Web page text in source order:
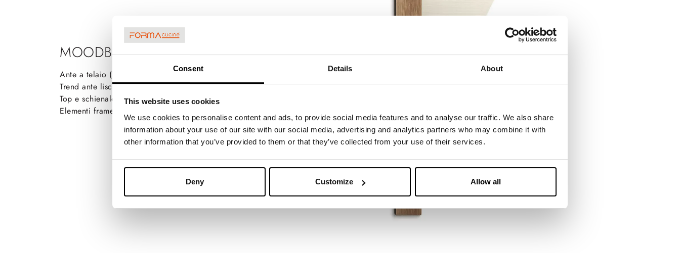
Consent Details About
This website uses cookies
We use cookies to personalise content and ads, to provide social media features and to analyse our traffic. We also share
information about your use of our site with our social media, advertising and analytics partners who may combine it with
other information that you’ve provided to them or that they’ve collected from your use of their services.
Deny Customize Allow all
MOODBOARD
Ante a telaio (basi, pensili) Materico Laccato opaco Grigio Chiaro
Trend ante lisce (colonne) Laccato opaco Grigio Medio
Top e schienale Vertical Fenix Nero Ingo
Elementi frame e vertical Rovere biondo